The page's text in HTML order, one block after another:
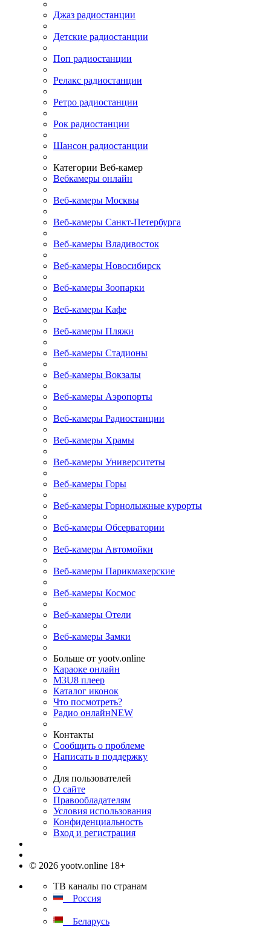
Джаз радиостанции
Детские радиостанции
Поп радиостанции
Релакс радиостанции
Ретро радиостанции
Рок радиостанции
Шансон радиостанции
Категории Веб-камер
Вебкамеры онлайн
Веб-камеры Москвы
Веб-камеры Санкт-Петербурга
Веб-камеры Владивосток
Веб-камеры Новосибирск
Веб-камеры Зоопарки
Веб-камеры Кафе
Веб-камеры Пляжи
Веб-камеры Стадионы
Веб-камеры Вокзалы
Веб-камеры Аэропорты
Веб-камеры Радиостанции
Веб-камеры Храмы
Веб-камеры Университеты
Веб-камеры Горы
Веб-камеры Горнолыжные курорты
Веб-камеры Обсерватории
Веб-камеры Автомойки
Веб-камеры Парикмахерские
Веб-камеры Космос
Веб-камеры Отели
Веб-камеры Замки
Больше от yootv.online
Караоке онлайн
M3U8 плеер
Каталог иконок
Что посмотреть?
Радио онлайнNEW
Контакты
Сообщить о проблеме
Написать в поддержку
Для пользователей
О сайте
Правообладателям
Условия использования
Конфиденциальность
Вход и регистрация
© 2026 yootv.online 18+
ТВ каналы по странам
Россия
Беларусь